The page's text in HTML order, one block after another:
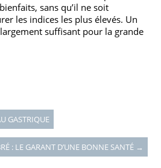
sans qu’il ne soit
les indices les plus élevés. Un
suffisant pour la grande
GASTRIQUE
: LE GARANT D’UNE BONNE SANTÉ →